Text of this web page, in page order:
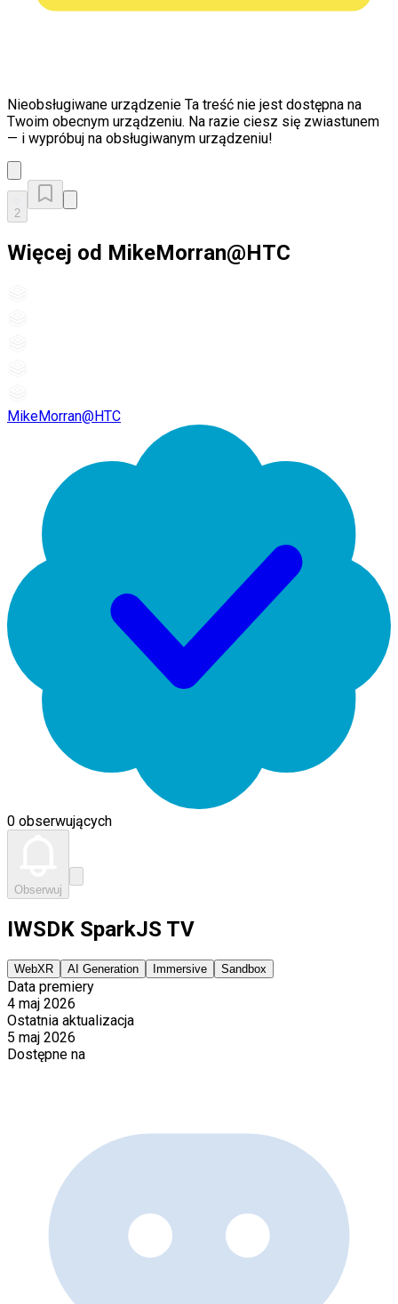
Nieobsługiwane urządzenie Ta treść nie jest dostępna na
Twoim obecnym urządzeniu. Na razie ciesz się zwiastunem
— i wypróbuj na obsługiwanym urządzeniu!
2
Więcej od MikeMorran@HTC
MikeMorran@HTC
0 obserwujących
Obserwuj
IWSDK SparkJS TV
WebXR AI Generation Immersive Sandbox
Data premiery
4 maj 2026
Ostatnia aktualizacja
5 maj 2026
Dostępne na